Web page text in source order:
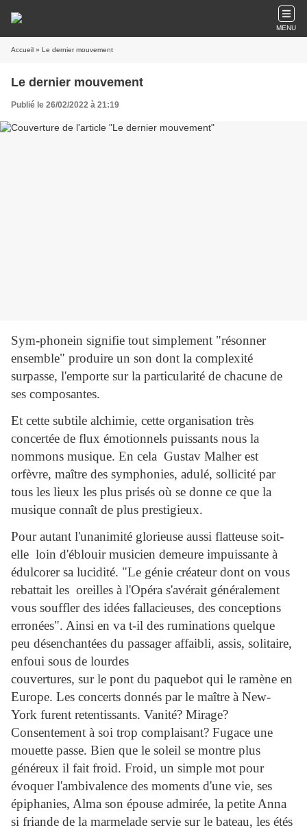
MENU
Accueil » Le dernier mouvement
Le dernier mouvement
Publié le 26/02/2022 à 21:19
Sym-phonein signifie tout simplement "résonner
ensemble" produire un son dont la complexité
surpasse, l'emporte sur la particularité de chacune de
ses composantes.
Et cette subtile alchimie, cette organisation très
concertée de flux émotionnels puissants nous la
nommons musique. En cela Gustav Malher est
orfèvre, maître des symphonies, adulé, sollicité par
tous les lieux les plus prisés où se donne ce que la
musique connaît de plus prestigieux.
Pour autant l'unanimité glorieuse aussi flatteuse soit-
elle loin d'éblouir musicien demeure impuissante à
édulcorer sa lucidité. "Le génie créateur dont on vous
rebattait les oreilles à l'Opéra s'avérait généralement
vous souffler des idées fallacieuses, des conceptions
erronées". Ainsi en va t-il des ruminations quelque
peu désenchantées du passager affaibli, assis, solitaire,
enfoui sous de lourdes
couvertures, sur le pont du paquebot qui le ramène en
Europe. Les concerts donnés par le maître à New-
York furent retentissants. Vanité? Mirage?
Consentement à soi trop complaisant? Fugace une
mouette passe. Bien que le soleil se montre plus
généreux il fait froid. Froid, un simple mot pour
évoquer l'ambivalence des moments d'une vie, ses
épiphanies, Alma son épouse admirée, la petite Anna
si friande de la marmelade servie sur le bateau, les étés